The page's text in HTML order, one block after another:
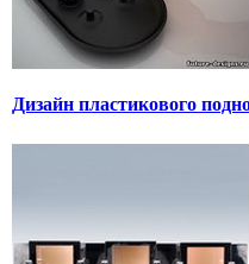
Дизайн пластикового